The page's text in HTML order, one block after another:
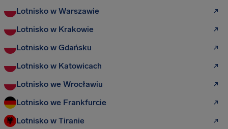
Lotnisko w Warszawie
Lotnisko w Krakowie
Lotnisko w Gdańsku
Lotnisko w Katowicach
Lotnisko we Wrocławiu
Lotnisko we Frankfurcie
Lotnisko w Tiranie